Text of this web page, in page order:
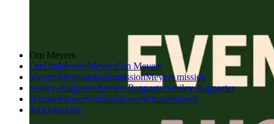
Om Meyers
OmOmMeyersMeyersOm Meyers
MeyersMeyersmissionmissionMeyers mission
Smiley-RapporterSmiley-RapporterSmiley-Rapporter
WhistleblowerWhistleblowerWhistleblower
JobsJobsJobs